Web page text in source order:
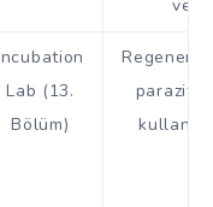
Lab (13.
Bölüm)